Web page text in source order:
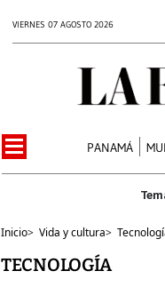
VIERNES 07 AGOSTO 2026
PANAMÁ
Inicio> Vida y cultura>
TECNOLOGÍA